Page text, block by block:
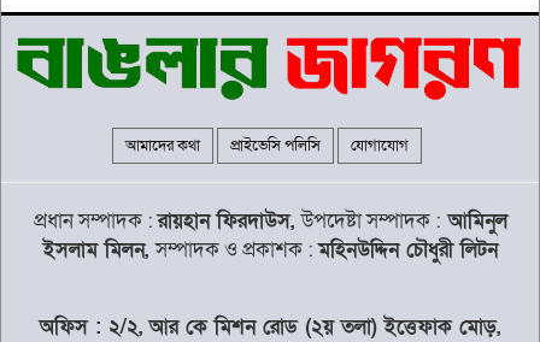
চাকরি দেবে বেসরকারি গবেষণা সংস্থা
সিপিডি
বাসায় সুচন্দা-চম্পা
আমাদের কথা প্রাইভেসি পলিসি যোগাযোগ
প্রধান সম্পাদক :রায়হান ফিরদাউস,উপদেষ্টা সম্পাদক : আমিনুল
ইসলাম মিলন,সম্পাদক ও প্রকাশক :মহিনউদ্দিন চৌধুরী লিটন
অফিস : ২/২, আর কে মিশন রোড (২য় তলা) ইত্তেফাক মোড়,